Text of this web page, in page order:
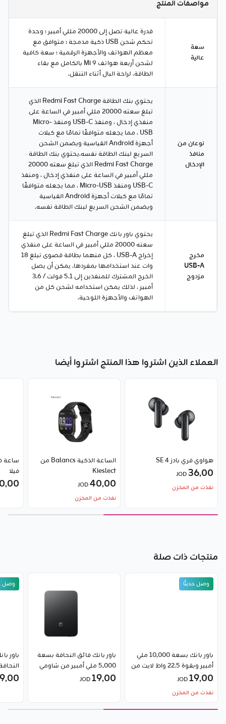
مواصفات المنتج
سعة
عالية
قدرة عالية تصل إلى 20000 مللي أمبير ؛ وحدة
تحكم شحن USB ذكية مدمجة ؛ متوافق مع
معظم الهواتف والأجهزة الرقمية ؛ سعة كافية
لشحن أربعة هواتف Mi 9 بالكامل مع بقاء
الطاقة. لراحة البال أثناء التنقل.
نوعان من
منافذ
الإدخال
يحتوي بنك الطاقة Redmi Fast Charge الذي
تبلغ سعته 20000 مللي أمبير في الساعة على
منفذي إدخال ، ومنفذ USB-C ومنفذ Micro-
USB ، مما يجعله متوافقًا تمامًا مع كبلات
أجهزة Android القياسية ويضمن الشحن
السريع لبنك الطاقة نفسه.يحتوي بنك الطاقة
Redmi Fast Charge الذي تبلغ سعته 20000
مللي أمبير في الساعة على منفذي إدخال ، ومنفذ
USB-C ومنفذ Micro-USB ، مما يجعله متوافقًا
تمامًا مع كبلات أجهزة Android القياسية
ويضمن الشحن السريع لبنك الطاقة نفسه.
مخرج
USB-A
مزدوج
يحتوي باور بانك Redmi Fast Charge الذي تبلغ
سعته 20000 مللي أمبير في الساعة على منفذي
إخراج USB-A ، كل منهما بطاقة قصوى تبلغ 18
وات عند استخدامها بمفردها. يمكن أن يصل
الخرج المشترك للمنفذين إلى 5.1 فولت / 3.6
أمبير ، لذلك يمكن استخدامه لشحن كل من
الهواتف والأجهزة اللوحية.
العملاء الذين اشتروا هذا المنتج اشتروا أيضا
هواوي فري بادز SE 4
36٫00
نفذت من المخزن
الساعة الذكية Balancs من
Kieslect
40٫00JOD
نفذت من المخزن
فيلا
منتجات ذات صلة
وصل حديثًا
باور بانك بسعة 10,000 ملي
أمبير وبقوة 22.5 واط لايت من
شاومي
19٫00
نفذت من المخزن
باور بانك فائق النحافة بسعة
5,000 ملي أمبير من شاومي
(إصدار GL)
19٫00JOD
وصل
باور